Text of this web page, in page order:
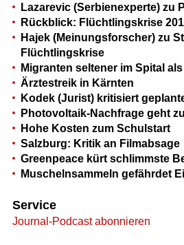
Lazarevic (Serbienexperte) zu
Rückblick: Flüchtlingskrise
Hajek (Meinungsforscher) zu
Flüchtlingskrise
Migranten seltener im Spital
Ärztestreik in Kärnten
Kodek (Jurist) kritisiert
Photovoltaik-Nachfrage geht
Hohe Kosten zum Schulstart
Salzburg: Kritik an Filmabsage
Greenpeace kürt schlimmste
Muschelnsammeln gefährdet
Service
Journal-Podcast abonnieren